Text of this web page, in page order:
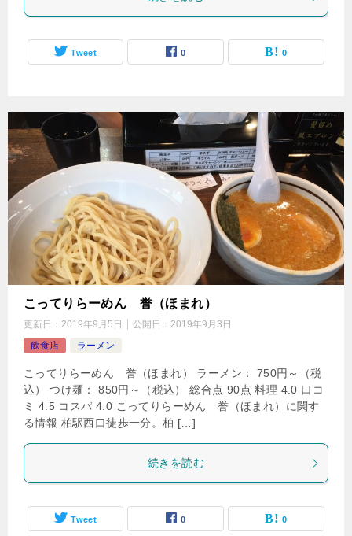
Tweet 0 0
こってりらーめん 誉（ほまれ）
更新日： 2019年9月5日 公開日： 2019年9月3日
飲食店
ラーメン
こってりらーめん 誉（ほまれ） ラーメン： 750円～（税
込） つけ麺： 850円～（税込） 総合点 90点 料理 4.0 口コ
ミ 4.5 コスパ 4.0 こってりらーめん 誉（ほまれ）に関す
る情報 柏駅西口徒歩一分。柏 […]
続きを読む
Tweet 0 0